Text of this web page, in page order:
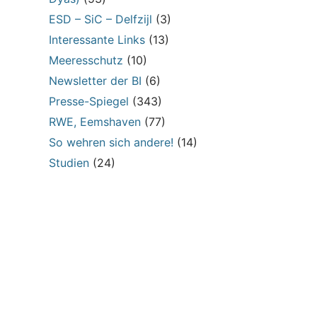
ESD – SiC – Delfzijl (3)
Interessante Links(13)
Meeresschutz (10)
Newsletter der BI (6)
Presse-Spiegel (343)
RWE, Eemshaven(77)
So wehren sich andere! (14)
Studien(24)